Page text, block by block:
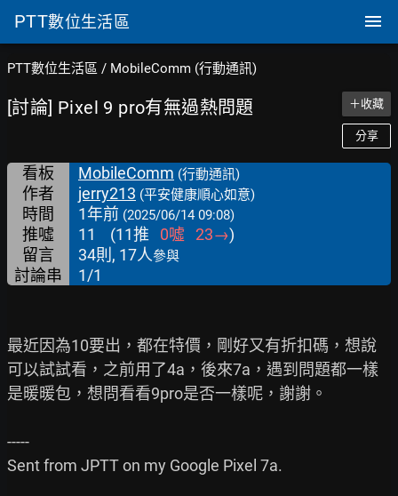
PTT數位生活區
PTT數位生活區 / MobileComm (行動通訊)
[討論] Pixel 9 pro有無過熱問題 ＋收藏
分享
看板 MobileComm (行動通訊)
作者 jerry213 (平安健康順心如意)
時間 1年前 (2025/06/14 09:08)
推噓 11 (11推 0噓 23→)
留言
34則, 17人參與
討論串 1/1
最近因為10要出，都在特價，剛好又有折扣碼，想說
可以試試看，之前用了4a，後來7a，遇到問題都一樣
是暖暖包，想問看看9pro是否一樣呢，謝謝。
-----
Sent from JPTT on my Google Pixel 7a.